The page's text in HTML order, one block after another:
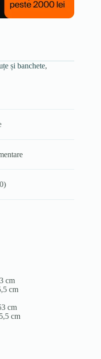
și banchete,
cm
cm
cm
cm